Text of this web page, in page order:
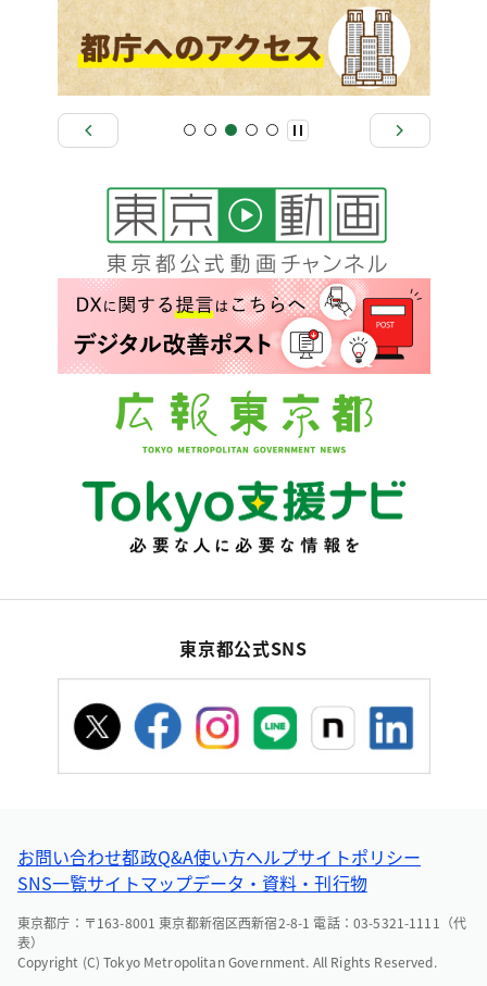
東京都公式SNS
お問い合わせ都政Q&A使い方ヘルプサイトポリシー
SNS一覧サイトマップデータ・資料・刊行物
東京都庁：〒163-8001 東京都新宿区西新宿2-8-1 電話：03-5321-1111（代
表）
Copyright (C) Tokyo Metropolitan Government. All Rights Reserved.